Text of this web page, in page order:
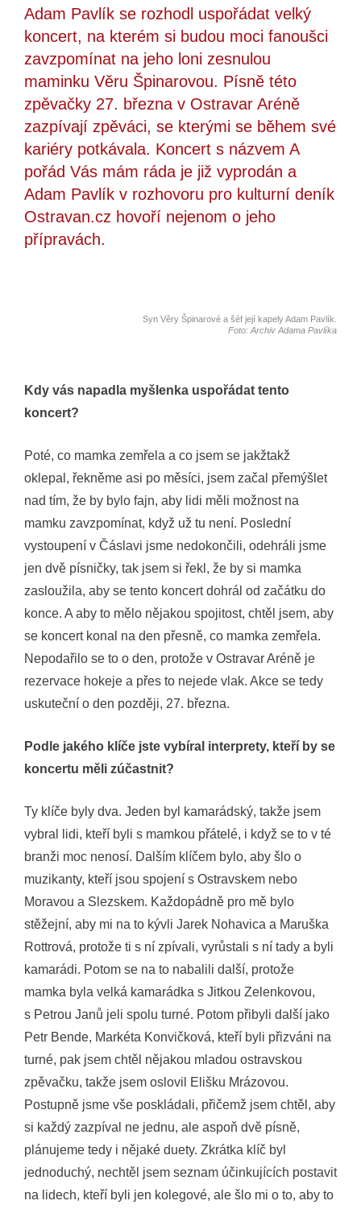
Adam Pavlík se rozhodl uspořádat velký
koncert, na kterém si budou moci fanoušci
zavzpomínat na jeho loni zesnulou
maminku Věru Špinarovou. Písně této
zpěvačky 27. března v Ostravar Aréně
zazpívají zpěváci, se kterými se během své
kariéry potkávala. Koncert s názvem A
pořád Vás mám ráda je již vyprodán a
Adam Pavlík v rozhovoru pro kulturní deník
Ostravan.cz hovoří nejenom o jeho
přípravách.
Syn Věry Špinarové a šéf její kapely Adam Pavlík.
Foto: Archiv Adama Pavlíka
Kdy vás napadla myšlenka uspořádat tento
koncert?
Poté, co mamka zemřela a co jsem se jakžtakž
oklepal, řekněme asi po měsíci, jsem začal přemýšlet
nad tím, že by bylo fajn, aby lidi měli možnost na
mamku zavzpomínat, když už tu není. Poslední
vystoupení v Čáslavi jsme nedokončili, odehráli jsme
jen dvě písničky, tak jsem si řekl, že by si mamka
zasloužila, aby se tento koncert dohrál od začátku do
konce. A aby to mělo nějakou spojitost, chtěl jsem, aby
se koncert konal na den přesně, co mamka zemřela.
Nepodařilo se to o den, protože v Ostravar Aréně je
rezervace hokeje a přes to nejede vlak. Akce se tedy
uskuteční o den později, 27. března.
Podle jakého klíče jste vybíral interprety, kteří by se
koncertu měli zúčastnit?
Ty klíče byly dva. Jeden byl kamarádský, takže jsem
vybral lidi, kteří byli s mamkou přátelé, i když se to v té
branži moc nenosí. Dalším klíčem bylo, aby šlo o
muzikanty, kteří jsou spojení s Ostravskem nebo
Moravou a Slezskem. Každopádně pro mě bylo
stěžejní, aby mi na to kývli Jarek Nohavica a Maruška
Rottrová, protože ti s ní zpívali, vyrůstali s ní tady a byli
kamarádi. Potom se na to nabalili další, protože
mamka byla velká kamarádka s Jitkou Zelenkovou,
s Petrou Janů jeli spolu turné. Potom přibyli další jako
Petr Bende, Markéta Konvičková, kteří byli přizváni na
turné, pak jsem chtěl nějakou mladou ostravskou
zpěvačku, takže jsem oslovil Elišku Mrázovou.
Postupně jsme vše poskládali, přičemž jsem chtěl, aby
si každý zazpíval ne jednu, ale aspoň dvě písně,
plánujeme tedy i nějaké duety. Zkrátka klíč byl
jednoduchý, nechtěl jsem seznam účinkujících postavit
na lidech, kteří byli jen kolegové, ale šlo mi o to, aby to